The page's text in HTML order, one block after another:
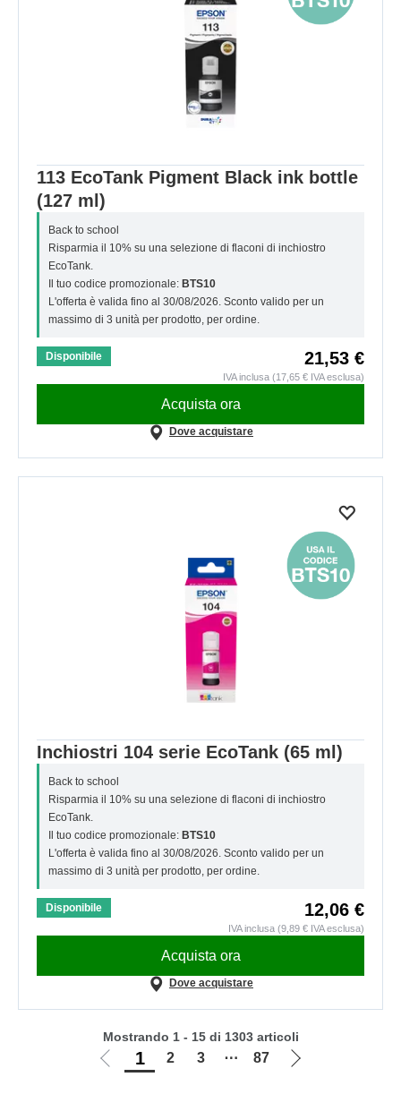
113 EcoTank Pigment Black ink bottle
(127 ml)
Back to school
Risparmia il 10% su una selezione di flaconi di inchiostro
EcoTank.
Il tuo codice promozionale: BTS10
L'offerta è valida fino al 30/08/2026. Sconto valido per un
massimo di 3 unità per prodotto, per ordine.
Disponibile 21,53 €
IVA inclusa (17,65 € IVA esclusa)
Acquista ora
Dove acquistare
Inchiostri 104 serie EcoTank (65 ml)
Back to school
Risparmia il 10% su una selezione di flaconi di inchiostro
EcoTank.
Il tuo codice promozionale: BTS10
L'offerta è valida fino al 30/08/2026. Sconto valido per un
massimo di 3 unità per prodotto, per ordine.
Disponibile 12,06 €
IVA inclusa (9,89 € IVA esclusa)
Acquista ora
Dove acquistare
Vai
1 2 3 ⋯ 87
Vai
Mostrando 1 - 15 di 1303 articoli